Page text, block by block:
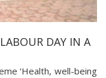
LABOUR DAY IN A
‘Health, well-being